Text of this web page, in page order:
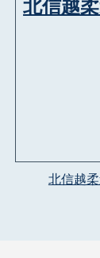
北信越
北信越